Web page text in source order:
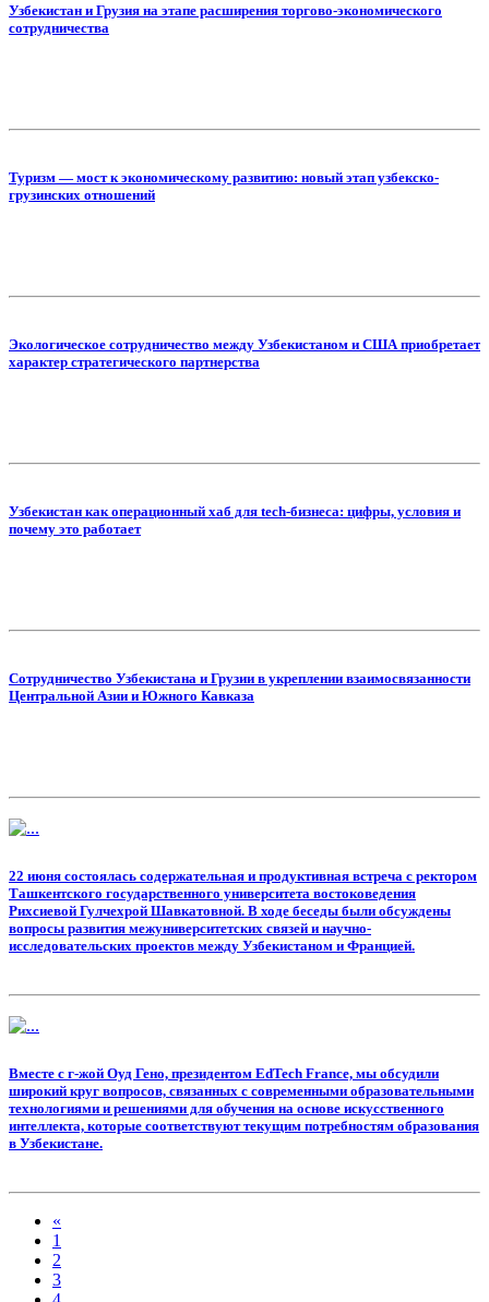
Узбекистан и Грузия на этапе расширения торгово-экономического
сотрудничества
Туризм — мост к экономическому развитию: новый этап узбекско-
грузинских отношений
Экологическое сотрудничество между Узбекистаном и США приобретает
характер стратегического партнерства
Узбекистан как операционный хаб для tech-бизнеса: цифры, условия и
почему это работает
Сотрудничество Узбекистана и Грузии в укреплении взаимосвязанности
Центральной Азии и Южного Кавказа
22 июня состоялась содержательная и продуктивная встреча с ректором
Ташкентского государственного университета востоковедения
Рихсиевой Гулчехрой Шавкатовной. В ходе беседы были обсуждены
вопросы развития межуниверситетских связей и научно-
исследовательских проектов между Узбекистаном и Францией.
Вместе с г-жой Оуд Гено, президентом EdTech France, мы обсудили
широкий круг вопросов, связанных с современными образовательными
технологиями и решениями для обучения на основе искусственного
интеллекта, которые соответствуют текущим потребностям образования
в Узбекистане.
«
1
2
3